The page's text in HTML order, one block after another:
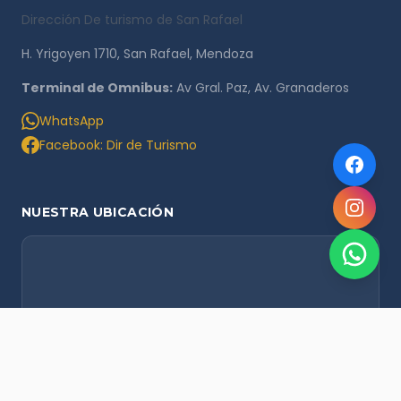
Dirección De turismo de San Rafael
H. Yrigoyen 1710, San Rafael, Mendoza
Terminal de Omnibus: Av Gral. Paz, Av. Granaderos
WhatsApp
Facebook: Dir de Turismo
NUESTRA UBICACIÓN